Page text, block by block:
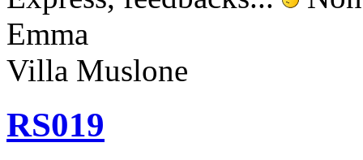
Emma
Villa Muslone
RS019